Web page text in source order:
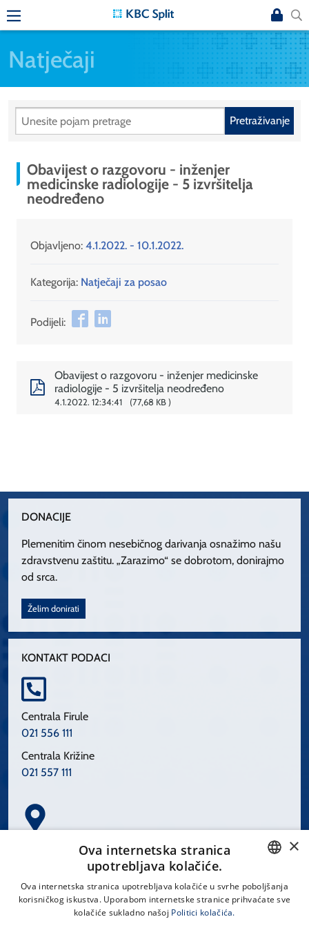
Natječaji
Pretraživanje
Obavijest o razgovoru - inženjer
medicinske radiologije - 5 izvršitelja
neodređeno
Objavljeno: 4.1.2022. - 10.1.2022.
Kategorija: Natječaji za posao
Podijeli:
Obavijest o razgovoru - inženjer medicinske
radiologije - 5 izvršitelja neodređeno
4.1.2022. 12:34:41 77,68 KB
DONACIJE
Plemenitim činom nesebičnog darivanja osnažimo našu
zdravstvenu zaštitu. „Zarazimo“ se dobrotom, donirajmo
od srca.
Želim donirati
KONTAKT PODACI
Centrala Firule
021 556 111
Centrala Križine
021 557 111
Spinčićeva 1, 21000 Split
CROATIAN
×
Ova internetska stranica
upotrebljava kolačiće.
Ova internetska stranica upotrebljava kolačiće u svrhe poboljšanja
korisničkog iskustva. Uporabom internetske stranice prihvaćate sve
kolačiće sukladno našoj Politici kolačića.